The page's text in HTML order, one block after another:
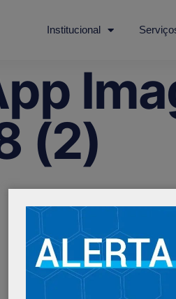
Institucional
(2)